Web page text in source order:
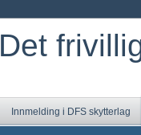
Det
Innmelding i DFS skytterlag